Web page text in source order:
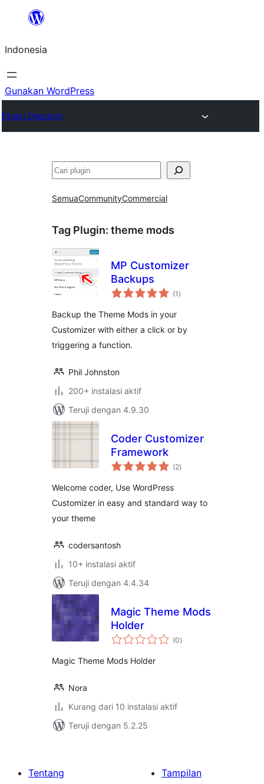
Lewati
konten
Indonesia
Gunakan WordPress
Plugin Directory
Cari
SemuaCommunityCommercial
Tag Plugin: theme mods
MP Customizer
Backups
(1 total
rating
)
Backup the Theme Mods in your
Customizer with either a click or by
triggering a function.
Phil Johnston
200+ instalasi aktif
Teruji dengan 4.9.30
Coder Customizer
Framework
(2total
rating
)
Welcome coder, Use WordPress
Customizer in easy and standard way to
your theme
codersantosh
10+ instalasi aktif
Teruji dengan 4.4.34
Magic Theme Mods
Holder
(0total
rating
)
Magic Theme Mods Holder
Nora
Kurang dari 10 instalasi aktif
Teruji dengan 5.2.25
Tentang
Tampilan